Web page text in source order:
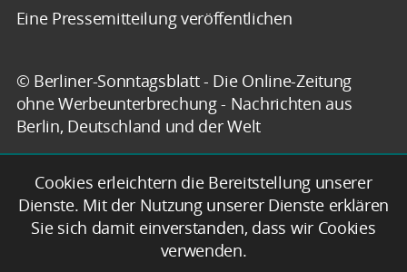
Eine Pressemitteilung veröffentlichen
© Berliner-Sonntagsblatt - Die Online-Zeitung
ohne Werbeunterbrechung - Nachrichten aus
Berlin, Deutschland und der Welt
Cookies erleichtern die Bereitstellung unserer
Dienste. Mit der Nutzung unserer Dienste erklären
Sie sich damit einverstanden, dass wir Cookies
verwenden.